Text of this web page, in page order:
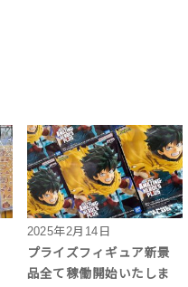
2025年2月14日
プライズフィギュア新景
品全て稼働開始いたしま